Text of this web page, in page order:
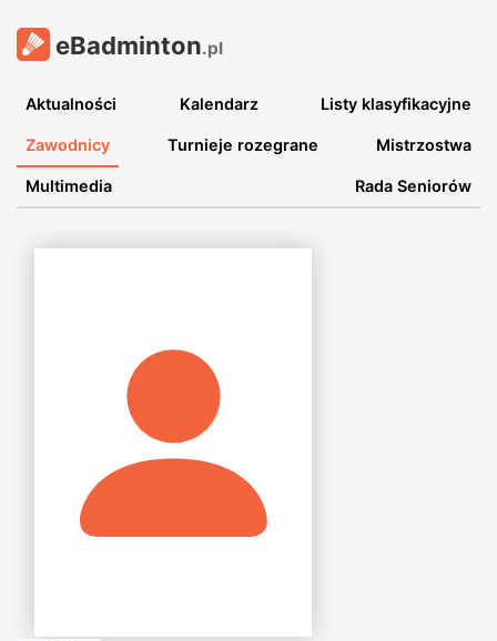
eBadminton.pl
Aktualności Kalendarz Listy klasyfikacyjne
Zawodnicy Turnieje rozegrane Mistrzostwa
Multimedia Rada Seniorów